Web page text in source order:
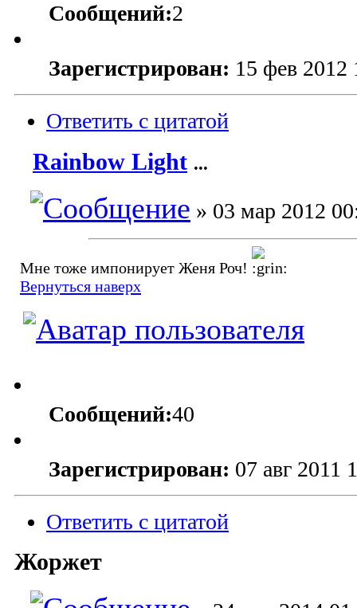
Сообщений:2
Зарегистрирован: 15 фев 2012
Ответить с цитатой
Rainbow Light ...
» 03 мар 2012
Мне тоже импонирует Женя Роч!
Вернуться наверх
Сообщений:40
Зарегистрирован: 07 авг 2011
Ответить с цитатой
Жоржет